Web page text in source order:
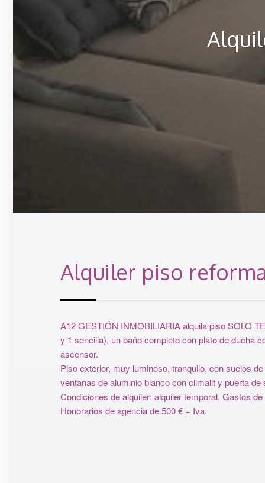
Alquiler piso
A12 GESTIÓN INMOBILIARIA alquila piso SOLO
y 1 sencilla), un baño completo con plato de ducha
ascensor.
Piso exterior, muy luminoso, tranquilo, con suelos
ventanas de aluminio blanco con climalit y puerta
Condiciones de alquiler: alquiler temporal. Gastos
Honorarios de agencia de 500 € + Iva.